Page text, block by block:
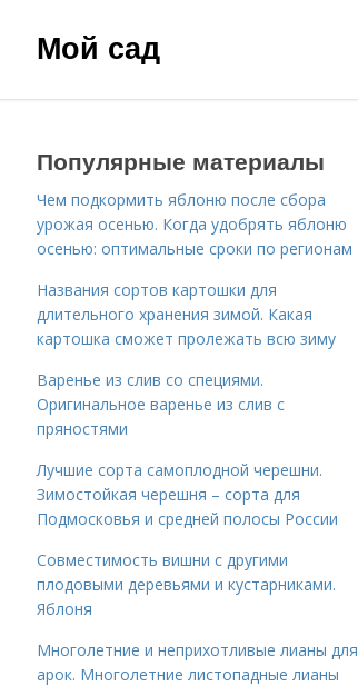
Мой сад
Популярные материалы
Чем подкормить яблоню после сбора
урожая осенью. Когда удобрять яблоню
осенью: оптимальные сроки по регионам
Названия сортов картошки для
длительного хранения зимой. Какая
картошка сможет пролежать всю зиму
Варенье из слив со специями.
Оригинальное варенье из слив с
пряностями
Лучшие сорта самоплодной черешни.
Зимостойкая черешня – сорта для
Подмосковья и средней полосы России
Совместимость вишни с другими
плодовыми деревьями и кустарниками.
Яблоня
Многолетние и неприхотливые лианы для
арок. Многолетние листопадные лианы